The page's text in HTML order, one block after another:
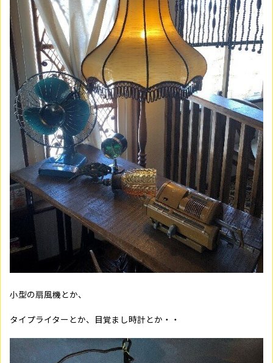
小型の扇風機とか、
タイプライターとか、目覚まし時計とか・・